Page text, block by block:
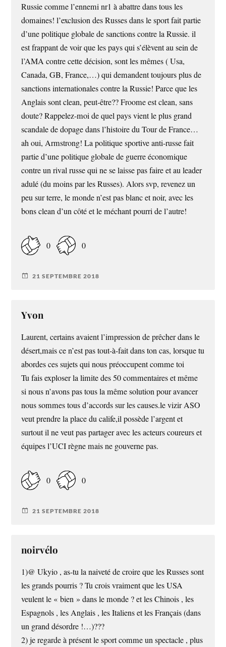
Russie comme l’ennemi nr1 à abattre dans tous les
domaines! l’exclusion des Russes dans le sport fait partie
d’une politique globale de sanctions contre la Russie. il
est frappant de voir que les pays qui s’élèvent au sein de
l’AMA contre cette décision, sont les mêmes ( Usa,
Canada, GB, France,…) qui demandent toujours plus de
sanctions internationales contre la Russie! Parce que les
Anglais sont clean, peut-être?? Froome est clean, sans
doute? Rappelez-moi de quel pays vient le plus grand
scandale de dopage dans l’histoire du Tour de France…
ah oui, Armstrong! La politique sportive anti-russe fait
partie d’une politique globale de guerre économique
contre un rival russe qui ne se laisse pas faire et au leader
adulé (du moins par les Russes). Alors svp, revenez un
peu sur terre, le monde n’est pas blanc et noir, avec les
bons clean d’un côté et le méchant pourri de l’autre!
0 0
21 SEPTEMBRE 2018
Yvon
Laurent, certains avaient l’impression de prêcher dans le
désert,mais ce n’est pas tout-à-fait dans ton cas, lorsque tu
abordes ces sujets qui nous préoccupent comme toi
Tu fais exploser la limite des 50 commentaires et même
si nous n’avons pas tous la même solution pour avancer
nous sommes tous d’accords sur les causes.le vizir ASO
veut prendre la place du calife,il possède l’argent et
surtout il ne veut pas partager avec les acteurs coureurs et
équipes l’UCI règne mais ne gouverne pas.
0 0
21 SEPTEMBRE 2018
noirvélo
1)@ Ukyio , as-tu la naiveté de croire que les Russes sont
les grands pourris ? Tu crois vraiment que les USA
veulent le « bien » dans le monde ? et les Chinois , les
Espagnols , les Anglais , les Italiens et les Français (dans
un grand désordre !…)???
2) je regarde à présent le sport comme un spectacle , plus